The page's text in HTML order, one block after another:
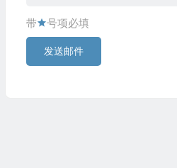
带 号项必填
发送邮件